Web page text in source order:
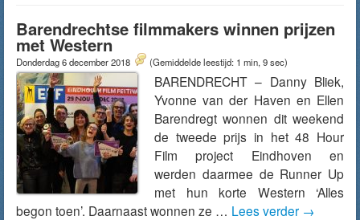
Barendrechtse filmmakers winnen prijzen
met Western
Donderdag 6 december 2018 (Gemiddelde leestijd: 1 min, 9 sec)
BARENDRECHT – Danny Bliek,
Yvonne van der Haven en Ellen
Barendregt wonnen dit weekend
de tweede prijs in het 48 Hour
Film project Eindhoven en
werden daarmee de Runner Up
met hun korte Western ‘Alles
begon toen’. Daarnaast wonnen ze … Lees verder →